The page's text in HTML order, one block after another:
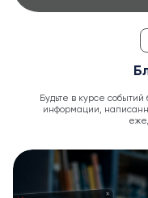
Будьте в курсе
информации,